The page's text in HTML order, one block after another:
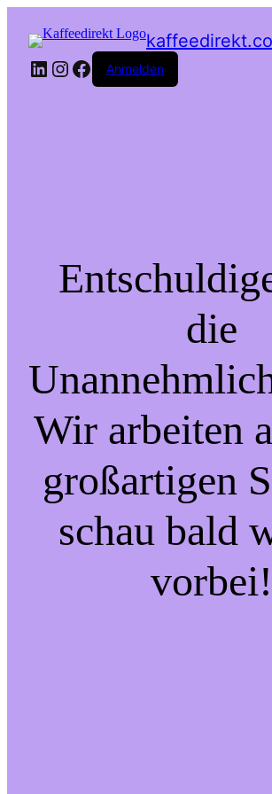
LinkedIn
Instagram
Facebook
Anmelden
die
Wir arbeiten
großartigen
schau bald
vorbei!